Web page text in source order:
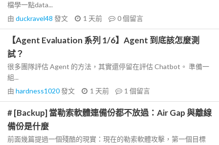
檔學一點data...
由 duckravel48 發文 1 天前 0個留言
【Agent Evaluation 系列 1/6】Agent 到底該怎麼測
試？
很多團隊評估 Agent 的方法，其實還停留在評估 Chatbot。 準備一
組...
由 hardness1020發文 1 天前 1 個留言
# [Backup] 當勒索軟體連備份都不放過：Air Gap 與離線
備份是什麼
前面幾篇提過一個殘酷的現實：現在的勒索軟體攻擊，第一個目標